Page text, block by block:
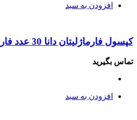
افزودن به سبد
کپسول فارماژلیتان دانا 30 عدد فارماتون
تماس بگیرید
افزودن به سبد